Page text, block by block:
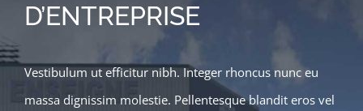
D’ENTREPRISE
Vestibulum ut efficitur nibh. Integer rhoncus nunc eu
massa dignissim molestie. Pellentesque blandit eros vel